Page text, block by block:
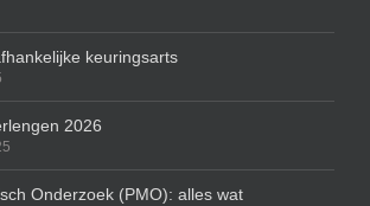
keuringsarts
2026
Onderzoek (PMO): alles wat